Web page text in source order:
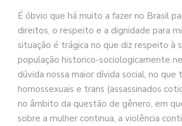
É óbvio que há muito a fazer no Brasil
direitos, o respeito e a dignidade para
situação é trágica no que diz respeito à
população historico-sociologicamente
dúvida nossa maior dívida social, no que
homossexuais e trans (assassinados
no âmbito da questão de gênero, em
sobre a mulher continua, a violência